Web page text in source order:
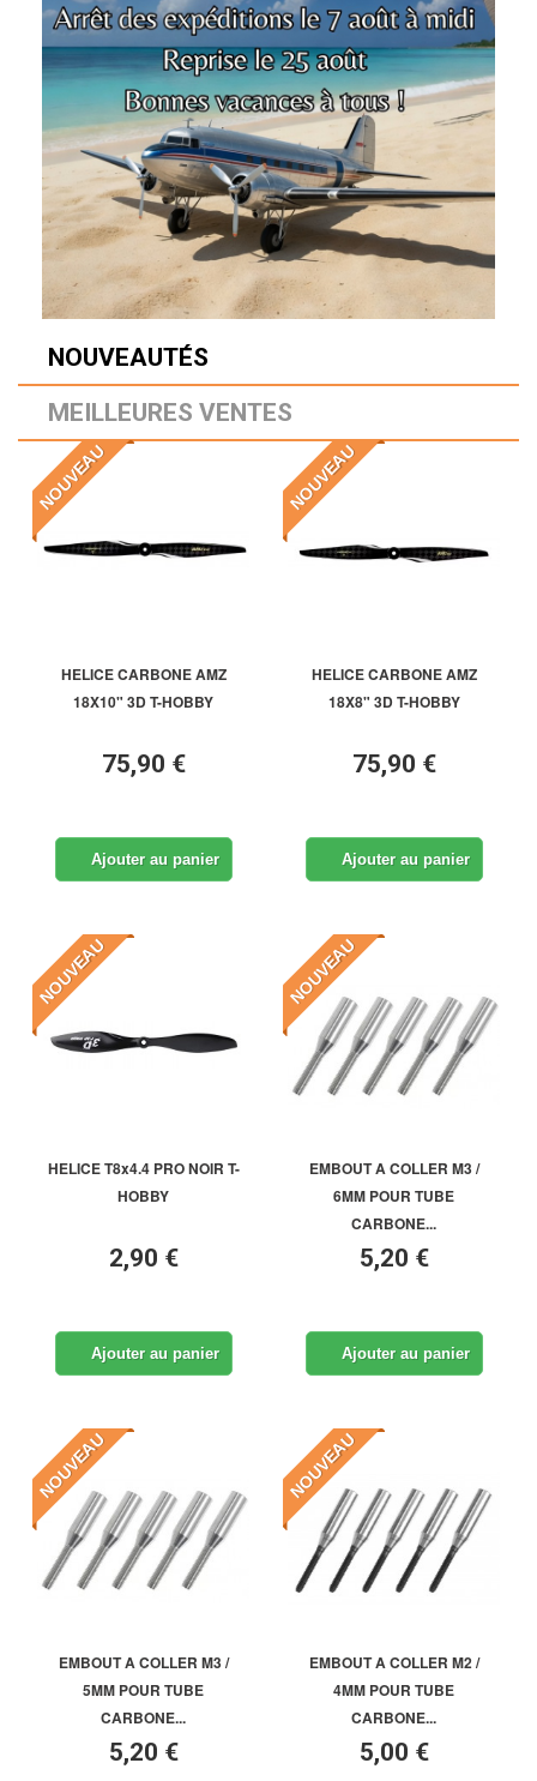
NOUVEAUTÉS
MEILLEURES VENTES
NOUVEAU
HELICE CARBONE AMZ
18X10" 3D T-HOBBY
75,90 €
Ajouter au panier
NOUVEAU
HELICE CARBONE AMZ
18X8" 3D T-HOBBY
75,90 €
Ajouter au panier
NOUVEAU
HELICE T8x4.4 PRO NOIR T-
HOBBY
2,90 €
Ajouter au panier
NOUVEAU
EMBOUT A COLLER M3 /
6MM POUR TUBE
CARBONE...
5,20 €
Ajouter au panier
NOUVEAU
EMBOUT A COLLER M3 /
5MM POUR TUBE
CARBONE...
5,20 €
NOUVEAU
EMBOUT A COLLER M2 /
4MM POUR TUBE
CARBONE...
5,00 €